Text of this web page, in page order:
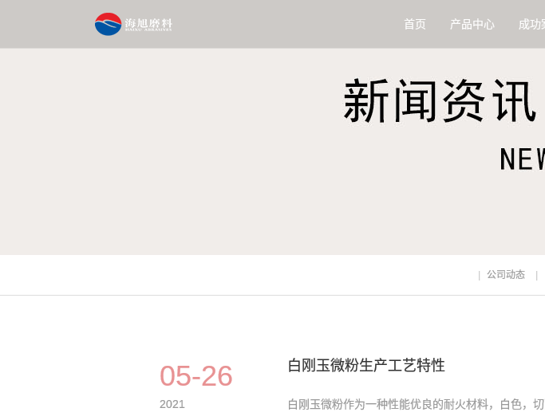
首页 产品中心 成功
公司动态
05-26
2021
白刚玉微粉生产工艺特性
白刚玉微粉作为一种性能优良的耐火材料，白色，